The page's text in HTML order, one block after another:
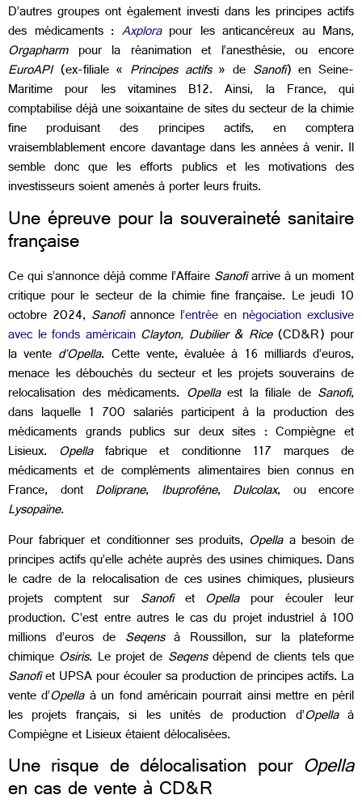
D’autres groupes ont également investi dans les principes actifs
des médicaments : Axplorapour les anticancéreux au Mans,
Orgapharmpour la réanimation et l’anesthésie, ou encore
EuroAPI(ex-filiale « Principes actifs» de Sanofi) en Seine-
Maritime pour les vitamines B12. Ainsi, la France, qui
comptabilise déjà une soixantaine de sites du secteur de la chimie
fine produisant des principes actifs, en comptera
vraisemblablement encore davantage dans les années à venir. Il
semble donc que les efforts publics et les motivations des
investisseurs soient amenés à porter leurs fruits.
Une épreuve pour la souveraineté sanitaire
française
Ce qui s’annonce déjà comme l’AffaireSanofiarrive à un moment
critique pour le secteur de la chimie fine française. Le jeudi 10
octobre 2024, Sanofiannonce l’entrée en négociation exclusive
avec le fonds américain Clayton, Dubilier & Rice(CD&R) pour
la vente d’Opella. Cette vente, évaluée à 16 milliards d’euros,
menace les débouchés du secteur et les projets souverains de
relocalisation des médicaments. Opellaest la filiale de Sanofi,
dans laquelle 1 700 salariés participent à la production des
médicaments grands publics sur deux sites : Compiègne et
Lisieux. Opellafabrique et conditionne 117 marques de
médicaments et de compléments alimentaires bien connus en
France, dont Doliprane, Ibuprofène, Dulcolax, ou encore
Lysopaïne.
Pour fabriquer et conditionner ses produits, Opellaa besoin de
principes actifs qu’elle achète auprès des usines chimiques. Dans
le cadre de la relocalisation de ces usines chimiques, plusieurs
projets comptent sur Sanofiet Opellapour écouler leur
production. C’est entre autres le cas du projet industriel à 100
millions d’euros de Seqensà Roussillon, sur la plateforme
chimique Osiris. Le projet de Seqensdépend de clients tels que
Sanofiet UPSA pour écouler sa production de principes actifs. La
vente d’Opellaà un fond américain pourrait ainsi mettre en péril
les projets français, si les unités de production d’Opellaà
Compiègne et Lisieux étaient délocalisées.
Une risque de délocalisation pour Opella
en cas de vente à CD&R